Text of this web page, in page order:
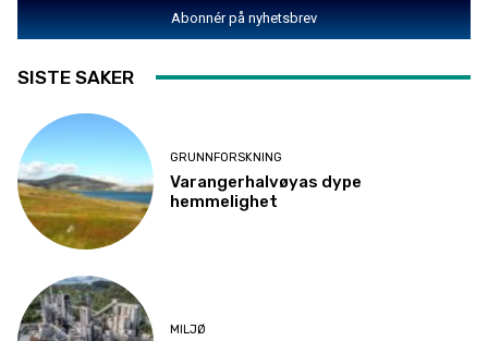
Abonnér på nyhetsbrev
SISTE SAKER
GRUNNFORSKNING
Varangerhalvøyas dype
hemmelighet
MILJØ